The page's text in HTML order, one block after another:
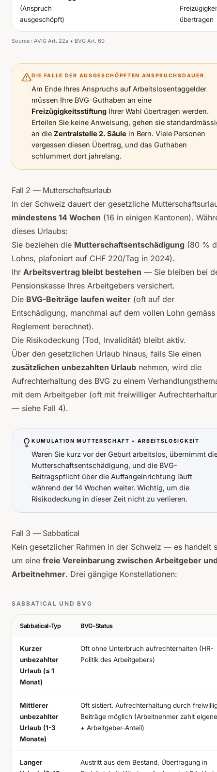
(Anspruch
ausgeschöpft)
übertragen
Source : AVIG Art. 22a + BVG Art. 60
DIE FALLE DER AUSGESCHÖPFTEN ANSPRUCHSDAUER
Am Ende Ihres Anspruchs auf Arbeitslosentaggelder
müssen Ihre BVG-Guthaben an eine
Freizügigkeitsstiftung Ihrer Wahl übertragen werden.
Erteilen Sie keine Anweisung, gehen sie
an die Zentralstelle 2. Säule in Bern. Viele Personen
vergessen diesen Übertrag, und das Guthaben
schlummert dort jahrelang.
Fall 2 — Mutterschaftsurlaub
In der Schweiz dauert der gesetzliche
mindestens 14 Wochen (16 in einigen Kantonen).
dieses Urlaubs:
Sie beziehen die Mutterschaftsentschädigung (80 %
Lohns, plafoniert auf CHF 220/Tag in 2024).
Ihr Arbeitsvertrag bleibt bestehen — Sie bleiben bei
Pensionskasse Ihres Arbeitgebers versichert.
Die BVG-Beiträge laufen weiter (oft auf der
Entschädigung, manchmal auf dem vollen Lohn gemäss
Reglement berechnet).
Die Risikodeckung (Tod, Invalidität) bleibt aktiv.
Über den gesetzlichen Urlaub hinaus, falls Sie einen
zusätzlichen unbezahlten Urlaub nehmen, wird die
Aufrechterhaltung des BVG zu einem
mit dem Arbeitgeber (oft mit freiwilliger
— siehe Fall 4).
KUMULATION MUTTERSCHAFT + ARBEITSLOSIGKEIT
Waren Sie kurz vor der Geburt arbeitslos, übernimmt
Mutterschaftsentschädigung, und die BVG-
Beitragspflicht über die Auffangeinrichtung läuft
während der 14 Wochen weiter. Wichtig, um die
Risikodeckung in dieser Zeit nicht zu verlieren.
Fall 3 — Sabbatical
Kein gesetzlicher Rahmen in der Schweiz — es handelt
um eine freie Vereinbarung zwischen Arbeitgeber
Arbeitnehmer. Drei gängige Konstellationen:
SABBATICAL UND BVG
Sabbatical-Typ BVG-Status
Kurzer
unbezahlter
Urlaub (≤ 1
Monat)
Oft ohne Unterbruch aufrechterhalten (HR-
Politik des Arbeitgebers)
Mittlerer
unbezahlter
Urlaub (1-3
Monate)
Oft sistiert. Aufrechterhaltung durch
Beiträge möglich (Arbeitnehmer zahlt
+ Arbeitgeber-Anteil)
Langer
Austritt aus dem Bestand, Übertragung in